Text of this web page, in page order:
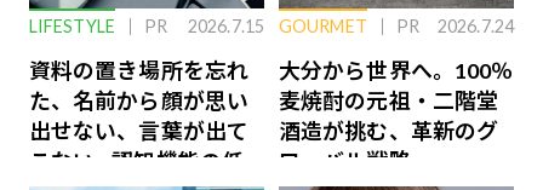
LIFESTYLE PR 2026.7.15
資料の置き場所を忘れ
た、名前から顔が思い
出せない、言葉が出て
こない…認知機能の低
GOURMET PR 2026.7.24
大分から世界へ。100％
麦焼酎の元祖・二階堂
酒造が挑む、革新のグ
ローバル戦略